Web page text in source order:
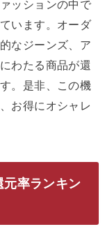
ッションの中で
います。オーダ
なジーンズ、ア
わたる商品が還
。是非、この機
お得にオシャレ
率ランキン